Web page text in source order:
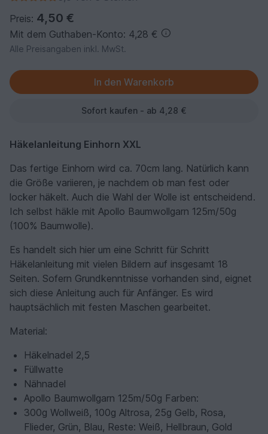
Preis: 4,50 €
Mit dem Guthaben-Konto: 4,28 €
Alle Preisangaben inkl. MwSt.
Sofort kaufen - ab 4,28 €
Häkelanleitung Einhorn XXL
Das fertige Einhorn wird ca. 70cm lang. Natürlich kann
die Größe variieren, je nachdem ob man fest oder
locker häkelt. Auch die Wahl der Wolle ist entscheidend.
Ich selbst häkle mit Apollo Baumwollgarn 125m/50g
(100% Baumwolle).
Es handelt sich hier um eine Schritt für Schritt
Häkelanleitung mit vielen Bildern auf insgesamt 18
Seiten. Sofern Grundkenntnisse vorhanden sind, eignet
sich diese Anleitung auch für Anfänger. Es wird
hauptsächlich mit festen Maschen gearbeitet.
Material:
Häkelnadel 2,5
Füllwatte
Nähnadel
Apollo Baumwollgarn 125m/50g Farben:
300g Wollweiß, 100g Altrosa, 25g Gelb, Rosa,
Flieder, Grün, Blau, Reste: Weiß, Hellbraun, Gold